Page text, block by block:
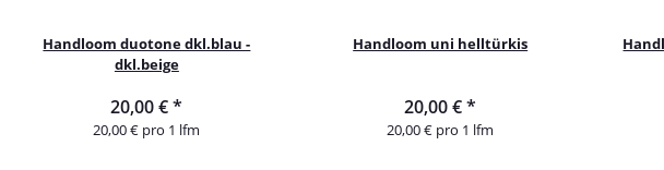
Handloom duotone dkl.blau -
dkl.beige
20,00 €*
20,00 € pro 1 lfm
Handloom uni helltürkis
20,00 €*
20,00 € pro 1 lfm